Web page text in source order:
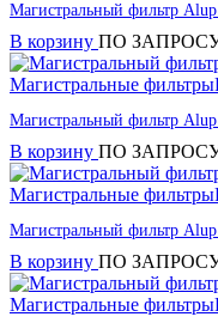
Магистральный фильтр
В корзину ПО
Магистральные фильтры
Магистральный фильтр
В корзину ПО
Магистральные фильтры
Магистральный фильтр
В корзину ПО
Магистральные фильтры